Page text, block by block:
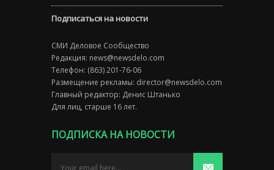
Подписаться на новости
СМИ Деловое Сообщество
Редакция: news@newsdelo.com
Телефон: (863) 201-76-06
Размещение рекламы: director@newsdelo.com
Главный редактор: Денис Штанько
Для лиц, старше 16 лет.
ПОДПИСКА НА НОВОСТИ